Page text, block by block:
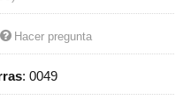
Hacer pregunta
: 0049